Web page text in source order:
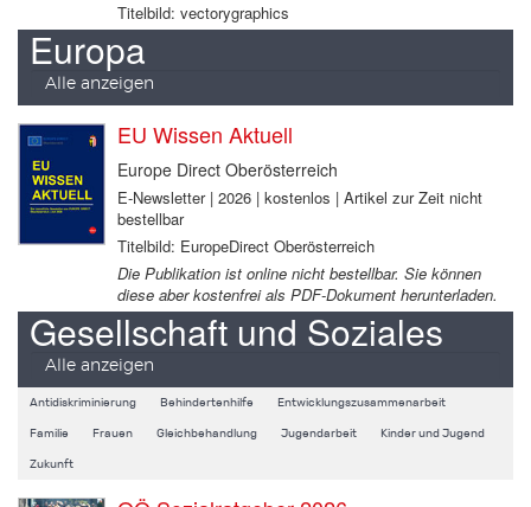
Titelbild: vectorygraphics
Europa
Alle anzeigen
EU Wissen Aktuell
Europe Direct Oberösterreich
E-Newsletter | 2026 | kostenlos | Artikel zur Zeit nicht
bestellbar
Titelbild: EuropeDirect Oberösterreich
Die Publikation ist online nicht bestellbar. Sie können
diese aber kostenfrei als PDF-Dokument herunterladen.
Gesellschaft und Soziales
Alle anzeigen
Antidiskriminierung Behindertenhilfe Entwicklungszusammenarbeit
Familie Frauen Gleichbehandlung Jugendarbeit Kinder und Jugend
Zukunft